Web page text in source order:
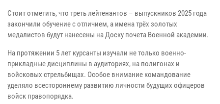
Стоит отметить, что треть лейтенантов – выпускников 2025 года
закончили обучение с отличием, а имена трёх золотых
медалистов будут нанесены на Доску почета Военной академии.
На протяжении 5 лет курсанты изучали не только военно-
прикладные дисциплины в аудиториях, на полигонах и
войсковых стрельбищах. Особое внимание командование
уделяло всестороннему развитию личности будущих офицеров
войск правопорядка.